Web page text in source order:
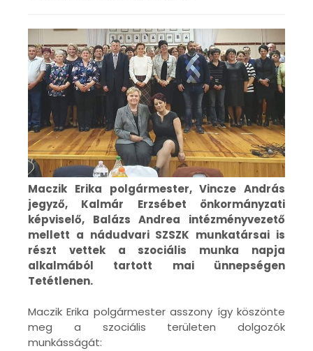
Maczik Erika polgármester, Vincze András
jegyző, Kalmár Erzsébet önkormányzati
képviselő, Balázs Andrea intézményvezető
mellett a nádudvari SZSZK munkatársai is
részt vettek a szociális munka napja
alkalmából tartott mai ünnepségen
Tetétlenen.
Maczik Erika polgármester asszony így köszönte
meg a szociális területen dolgozók
munkásságát: